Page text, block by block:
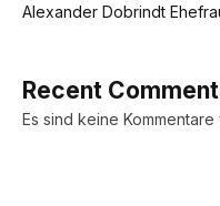
Alexander Dobrindt
Recent
Es sind keine